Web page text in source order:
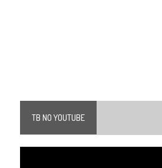
TB NO YOUTUBE